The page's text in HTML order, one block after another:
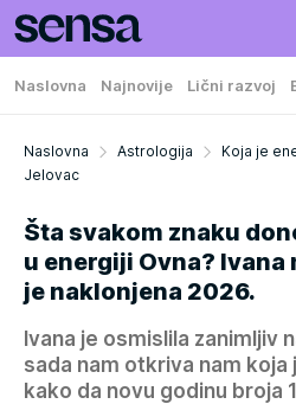
Naslovna Najnovije Lični razvoj
Naslovna Astrologija
Koja je
Jelovac
Šta svakom znaku
u energiji Ovna?
je naklonjena 2026.
Ivana je osmislila zanimljiv
sada nam otkriva nam koja
kako da novu godinu broja